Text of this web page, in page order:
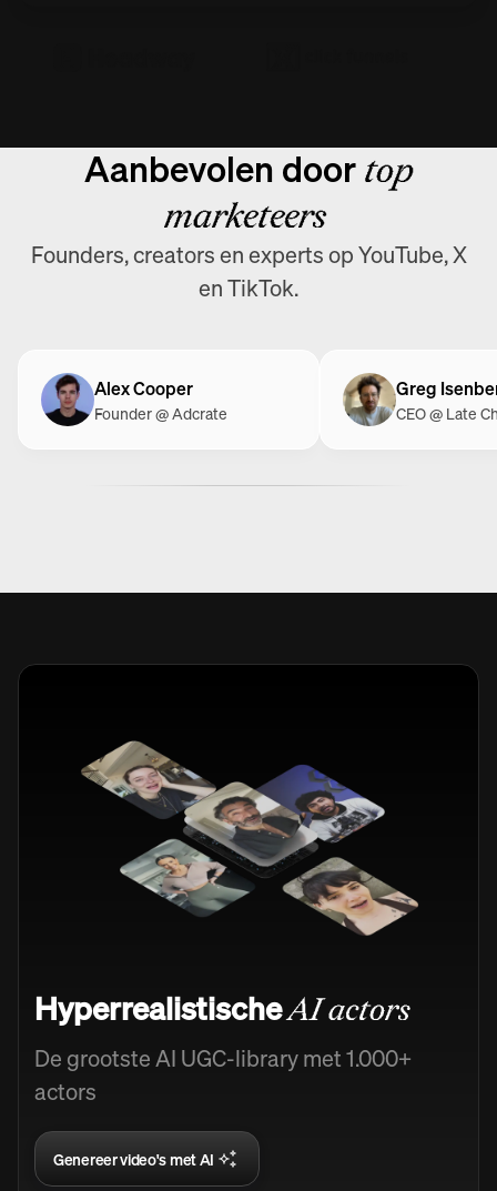
Aanbevolen door top
marketeers
Founders, creators en experts op YouTube, X
en TikTok.
Alex Cooper
Founder @ Adcrate
Greg
CEO @ Late
HyperrealistischeAI actors
De grootste AI UGC-library met 1.000+
actors
Genereer video's met AI